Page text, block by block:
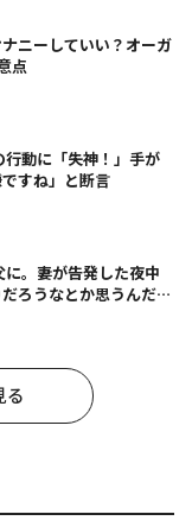
ニーしていい？オーガ
点
動に「失神！」手が
すね」と断言
。妻が告発した夜中
ろうなとか思うんだけ
る